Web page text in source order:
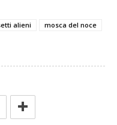
alieni
mosca del noce